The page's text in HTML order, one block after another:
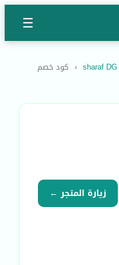
☰
› كود خصم
زيارة المتجر ←